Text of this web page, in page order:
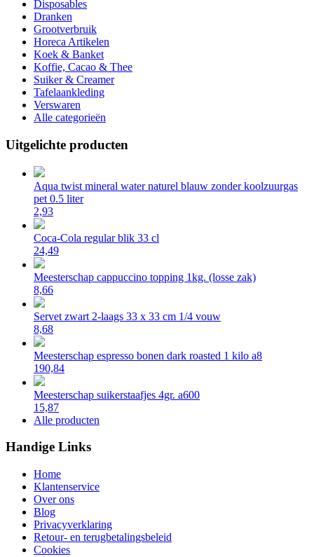
Disposables
Dranken
Grootverbruik
Horeca Artikelen
Koek & Banket
Koffie, Cacao & Thee
Suiker & Creamer
Tafelaankleding
Verswaren
Alle categorieën
Uitgelichte producten
Aqua twist mineral water naturel blauw zonder koolzuurgas
pet 0.5 liter
2,93
Coca-Cola regular blik 33 cl
24,49
Meesterschap cappuccino topping 1kg. (losse zak)
8,66
Servet zwart 2-laags 33 x 33 cm 1/4 vouw
8,68
Meesterschap espresso bonen dark roasted 1 kilo a8
190,84
Meesterschap suikerstaafjes 4gr. a600
15,87
Alle producten
Handige Links
Home
Klantenservice
Over ons
Blog
Privacyverklaring
Retour- en terugbetalingsbeleid
Cookies